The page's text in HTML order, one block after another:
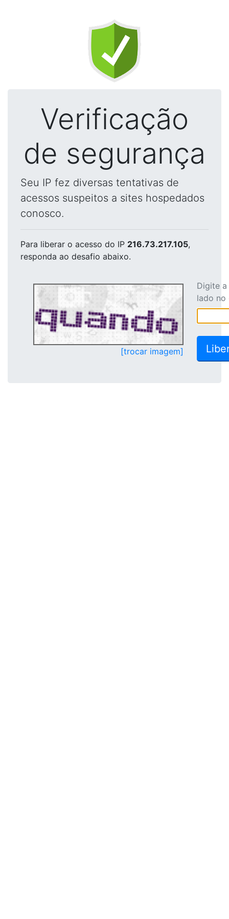
Verificação
de segurança
Seu IP fez diversas tentativas de
acessos suspeitos a sites hospedados
conosco.
Para liberar o acesso do IP 216.73.217.105,
responda ao desafio abaixo.
[trocar imagem]
Digite
lado no